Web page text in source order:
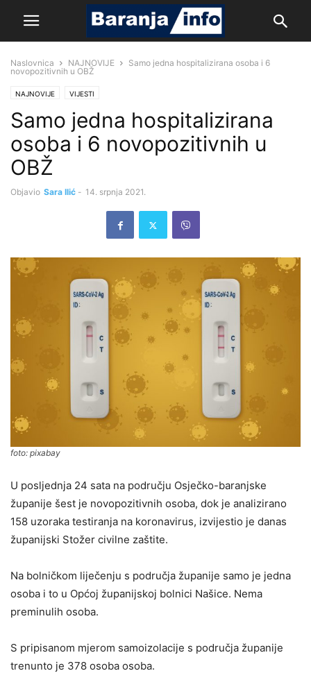
Naslovnica NAJNOVIJE
Samo jedna hospitalizirana osoba i 6
novopozitivnih u OBŽ
NAJNOVIJE VIJESTI
Samo jedna hospitalizirana
osoba i 6 novopozitivnih u
OBŽ
Objavio Sara Ilić - 14. srpnja 2021.
foto: pixabay
U posljednja 24 sata na području Osječko-baranjske
županije šest je novopozitivnih osoba, dok je analizirano
158 uzoraka testiranja na koronavirus, izvijestio je danas
županijski Stožer civilne zaštite.
Na bolničkom liječenju s područja županije samo je jedna
osoba i to u Općoj županijskoj bolnici Našice. Nema
preminulih osoba.
S pripisanom mjerom samoizolacije s područja županije
trenunto je 378 osoba osoba.